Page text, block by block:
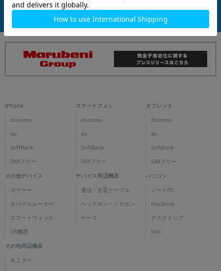
商品について
iPhone
docomo
au
SoftBank
SIMフリー
スマートフォン
docomo
au
SoftBank
SIMフリー
タブレット
docomo
au
SoftBank
SIMフリー
その他デバイス
ガラケー
モバイルルーター
スマートウォッチ
VR機器
デバイス周辺機器
通信・充電ケーブル
ヘッドホン・イヤホン
ケース
パソコン
ノートPC
MacBook
デスクトップ
Mac
その他周辺機器
モニター
各項目のチェックボックスは「or検索」となります。